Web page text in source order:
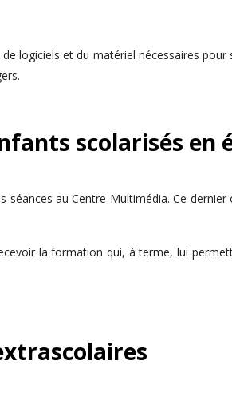
logiciels et du matériel nécessaires pour
scolarisés en
au Centre Multimédia. Ce
la formation qui, à terme, lui